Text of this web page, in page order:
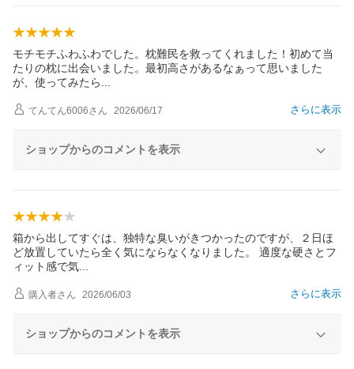
モチモチふわふわでした。枕難民を救ってくれました！初めて当
たりの枕に出会いました。最初高さがあるなぁって思いました
が、使ってみた ら
さらに表示
てんてん6006さん 2026/06/17
ショップからのコメントを表示
箱から出してすぐは、独特な臭いがきつかったのですが、２日ほ
ど放置していたら全く気にならなくなりました。 適度な硬さとフ
ィット感で気
さらに表示
購入者さん 2026/06/03
ショップからのコメントを表示